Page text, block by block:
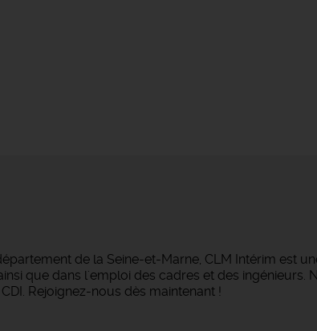
de la Seine-et-Marne, CLM Intérim est
que dans l'emploi des cadres et des
Rejoignez-nous dès maintenant !